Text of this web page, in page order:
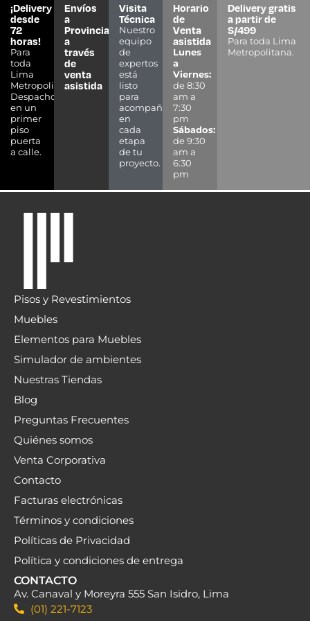
¡Delivery
desde
72
horas!
Para
toda
Lima
Metropolitana.
Despacho
en un
primer
piso
puerta
a calle.
Envíos
a
Provincias
a
través
de
venta
asistida
Visita
Técnica
Nuestro
equipo
de
expertos
está
listo
para
acompañarte
en
cada
etapa
de tu
proyecto.
Horario
de
Venta
asistida
Lunes
a
Viernes:
de 8:30
am a
7:30
pm
Sábados:
de 9:30
am a
6:30
pm
Delivery gratis
a partir de
S/499
Para toda Lima
Metropolitana.
Pisos y Revestimientos
Muebles
Elementos para Muebles
Simulador de ambientes
Nuestras Tiendas
Blog
Preguntas Frecuentes
Quiénes somos
Venta Corporativa
Contacto
Facturas electrónicas
Términos y condiciones
Políticas de Privacidad
Política y condiciones de entrega
CONTACTO
Av. Canaval y Moreyra 555 San Isidro, Lima
(01) 221-7123